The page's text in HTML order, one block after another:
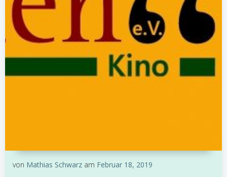
von Mathias Schwarz am Februar 18, 2019